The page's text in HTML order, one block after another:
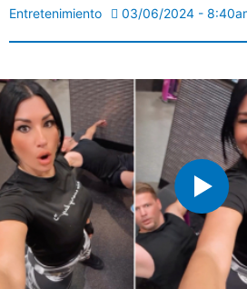
Entretenimiento 03/06/2024 -